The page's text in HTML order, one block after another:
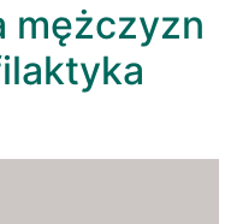
mężczyzn